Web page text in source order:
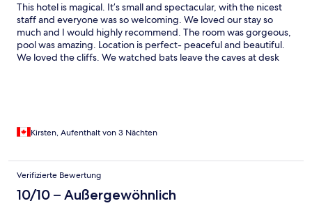
This hotel is magical. It’s small and spectacular, with the nicest
staff and everyone was so welcoming. We loved our stay so
much and I would highly recommend. The room was gorgeous,
pool was amazing. Location is perfect- peaceful and beautiful.
We loved the cliffs. We watched bats leave the caves at desk
Kirsten, Aufenthalt von 3 Nächten
Verifizierte Bewertung
10/10 – Außergewöhnlich